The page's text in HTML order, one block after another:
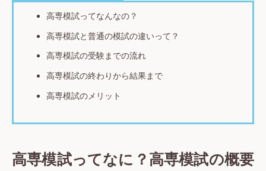
高専模試ってなんなの？
高専模試と普通の模試の違いって？
高専模試の受験までの流れ
高専模試の終わりから結果まで
高専模試のメリット
高専模試ってなに？高専模試の概要